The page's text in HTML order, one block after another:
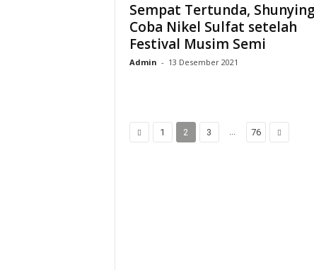
Sempat Tertunda,
Coba Nikel Sulfat setelah
Festival Musim Semi
Admin - 13 Desember 2021
1 2 3 ... 76